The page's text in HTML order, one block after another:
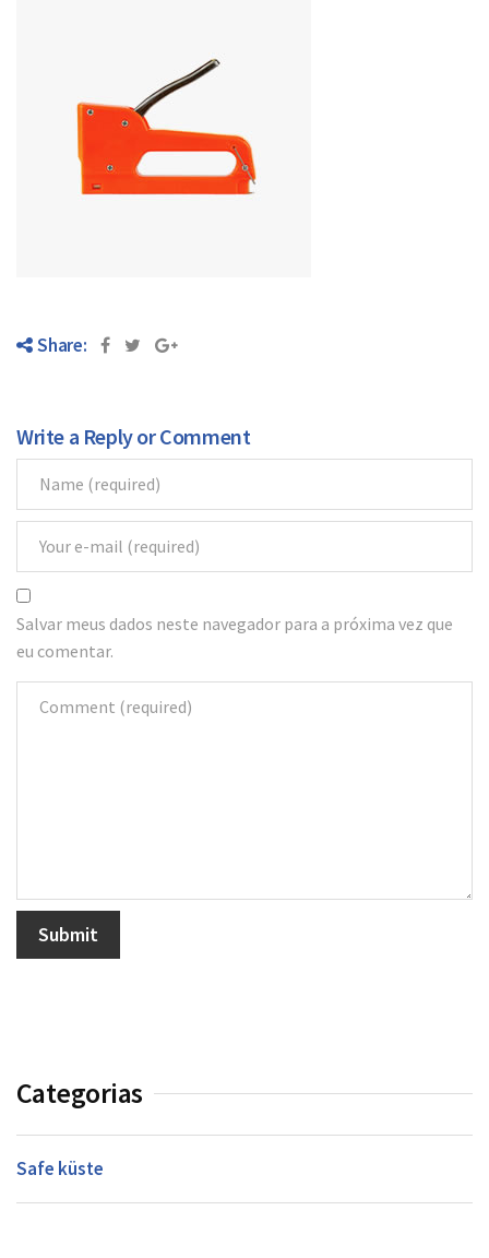
Share:
Write a Reply or Comment
Salvar meus dados neste navegador para a próxima vez que
eu comentar.
Categorias
Safe küste